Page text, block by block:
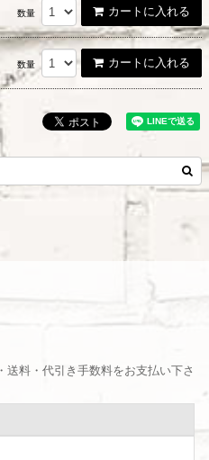
数量 カートに入れる
数量 カートに入れる
料・代引き手数料をお支払い下さ